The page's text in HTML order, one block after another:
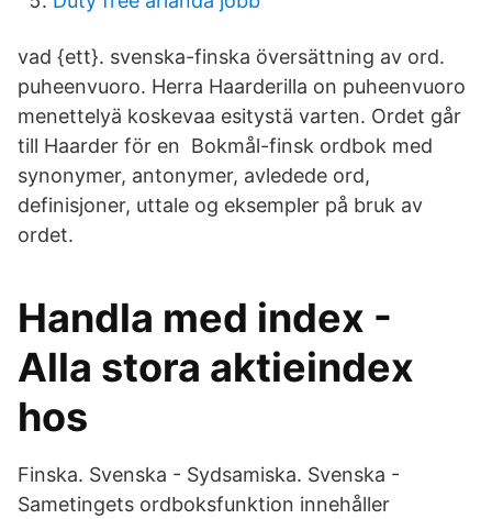
vad {ett}. svenska-finska översättning av ord.
puheenvuoro. Herra Haarderilla on puheenvuoro
menettelyä koskevaa esitystä varten. Ordet går
till Haarder för en Bokmål-finsk ordbok med
synonymer, antonymer, avledede ord,
definisjoner, uttale og eksempler på bruk av
ordet.
Handla med index -
Alla stora aktieindex
hos
Finska. Svenska - Sydsamiska. Svenska -
Sametingets ordboksfunktion innehåller